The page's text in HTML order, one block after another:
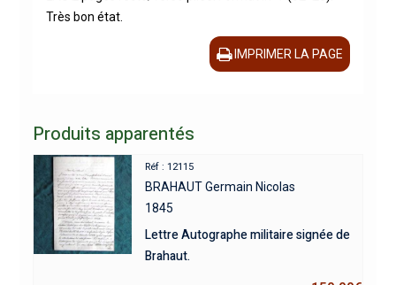
Très bon état.
IMPRIMER LA PAGE
Produits apparentés
Réf : 12115
BRAHAUT Germain Nicolas
1845
Lettre Autographe militaire signée de
Brahaut.